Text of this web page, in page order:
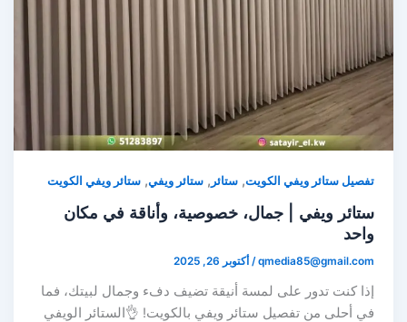
تفصيل ستائر ويفي الكويت,ستائر ,ستائر ويفي,ستائر ويفي الكويت
ستائر ويفي | جمال، خصوصية، وأناقة في مكان
واحد
qmedia85@gmail.com
/ أكتوبر 26, 2025
إذا كنت تدور على لمسة أنيقة تضيف دفء وجمال لبيتك، فما
في أحلى من تفصيل ستائر ويفي بالكويت! 👌الستائر الويفي